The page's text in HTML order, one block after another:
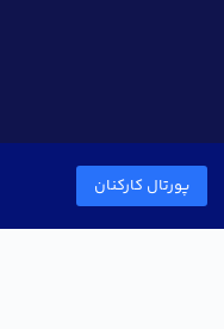
پورتال کارکنان